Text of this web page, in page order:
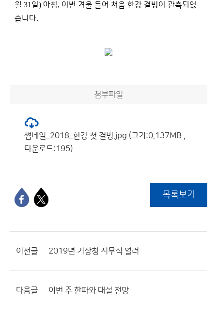
월 31 일) 아침, 이번 겨울 들어 처음 한강 결빙이 관측되었
습니다.
첨부파일
썸네일_2018_한강 첫 결빙.jpg (크기:0.137MB ,
다운로드:195)
목록보기
이전글 2019년 기상청 시무식 열려
다음글 이번 주 한파와 대설 전망